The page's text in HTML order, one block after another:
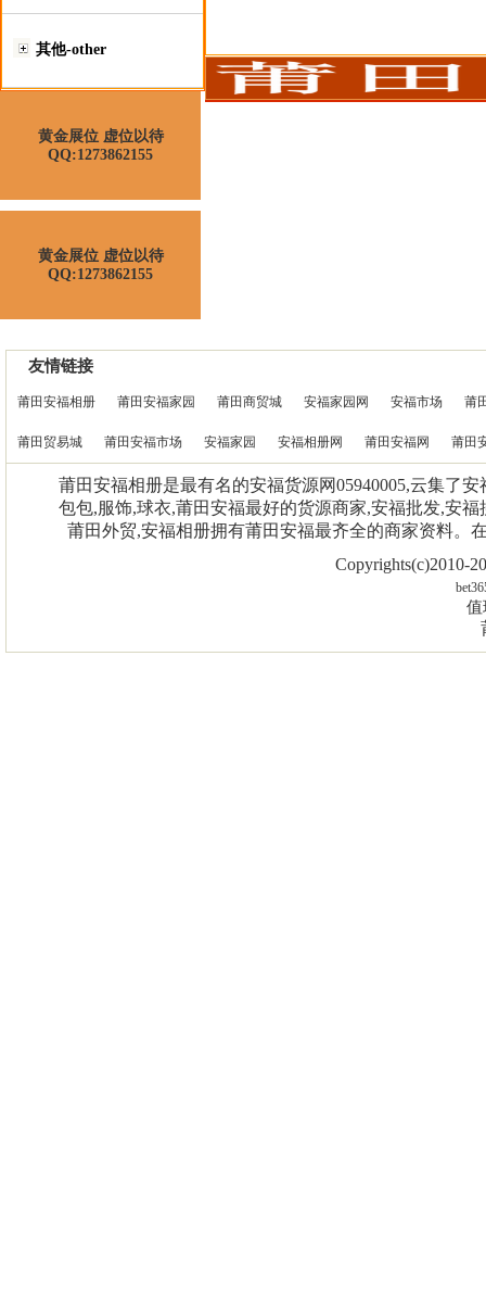
其他-other
黄金展位 虚位以待
QQ:1273862155
黄金展位 虚位以待
QQ:1273862155
友情链接
莆田安福相册 莆田安福家园 莆田商贸城 安福家园网 安福市场 莆
莆田贸易城 莆田安福市场 安福家园 安福相册网 莆田安福网 莆田
莆田安福相册是最有名的安福货源网05940005,云集了
包包,服饰,球衣,莆田安福最好的货源商家,安福批发,安
莆田外贸,安福相册拥有莆田安福最齐全的商家资料。
Copyrights(c)2010-
值